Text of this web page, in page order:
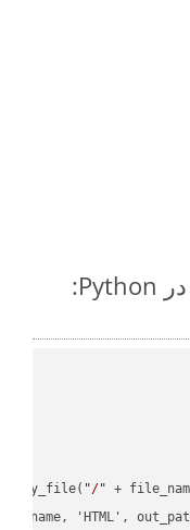
نحوه تبدیل ODP to XAML در Python:
"/" +
'HTML',